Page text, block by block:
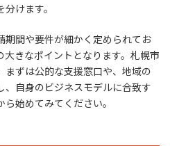
けます。
期間や要件が細かく定められてお
大きなポイントとなります。札幌市
まずは公的な支援窓口や、地域の
自身のビジネスモデルに合致す
始めてみてください。